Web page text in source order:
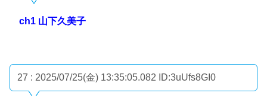
ch1 山下久美子
27 : 2025/07/25(金) 13:35:05.082 ID:3uUfs8GI0